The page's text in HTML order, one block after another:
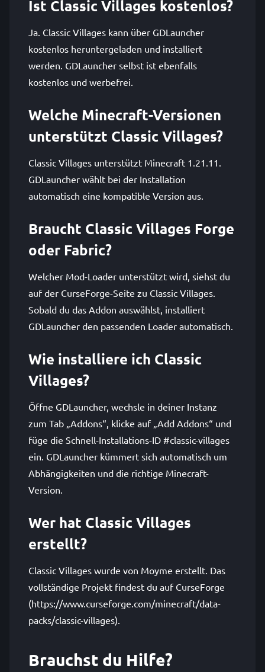
Ist Classic Villages kostenlos?
Ja. Classic Villages kann über GDLauncher
kostenlos heruntergeladen und installiert
werden. GDLauncher selbst ist ebenfalls
kostenlos und werbefrei.
Welche Minecraft-Versionen
unterstützt Classic Villages?
Classic Villages unterstützt Minecraft 1.21.11.
GDLauncher wählt bei der Installation
automatisch eine kompatible Version aus.
Braucht Classic Villages Forge
oder Fabric?
Welcher Mod-Loader unterstützt wird, siehst du
auf der CurseForge-Seite zu Classic Villages.
Sobald du das Addon auswählst, installiert
GDLauncher den passenden Loader automatisch.
Wie installiere ich Classic
Villages?
Öffne GDLauncher, wechsle in deiner Instanz
zum Tab „Addons“, klicke auf „Add Addons“ und
füge die Schnell-Installations-ID #classic-villages
ein. GDLauncher kümmert sich automatisch um
Abhängigkeiten und die richtige Minecraft-
Version.
Wer hat Classic Villages
erstellt?
Classic Villages wurde von Moyme erstellt. Das
vollständige Projekt findest du auf CurseForge
(https://www.curseforge.com/minecraft/data-
packs/classic-villages).
Brauchst du Hilfe?